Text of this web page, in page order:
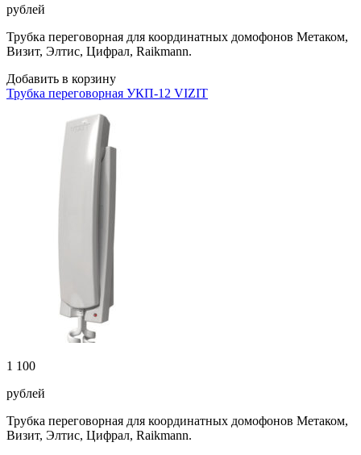
рублей
Трубка переговорная для координатных домофонов Метаком,
Визит, Элтис, Цифрал, Raikmann.
Добавить в корзину
Трубка переговорная УКП-12 VIZIT
1 100
рублей
Трубка переговорная для координатных домофонов Метаком,
Визит, Элтис, Цифрал, Raikmann.